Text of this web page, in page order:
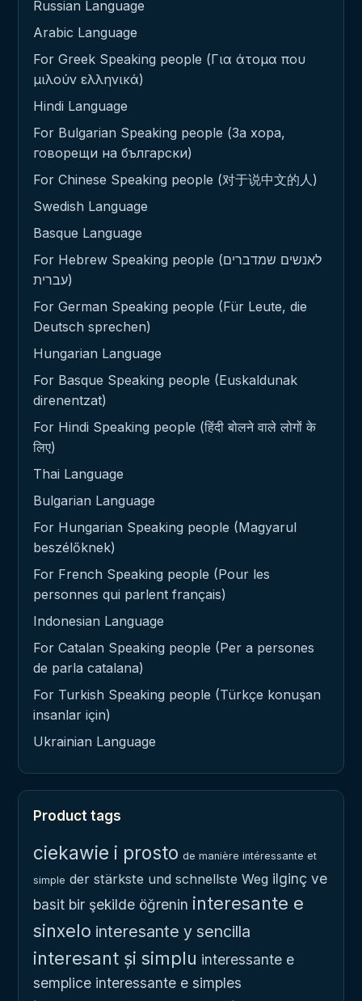
Russian Language
Arabic Language
For Greek Speaking people (Για άτομα που
μιλούν ελληνικά)
Hindi Language
For Bulgarian Speaking people (За хора,
говорещи на български)
For Chinese Speaking people (对于说中文的人)
Swedish Language
Basque Language
For Hebrew Speaking people (לאנשים שמדברים
עברית)
For German Speaking people (Für Leute, die
Deutsch sprechen)
Hungarian Language
For Basque Speaking people (Euskaldunak
direnentzat)
For Hindi Speaking people (हिंदी बोलने वाले लोगों के
लिए)
Thai Language
Bulgarian Language
For Hungarian Speaking people (Magyarul
beszélőknek)
For French Speaking people (Pour les
personnes qui parlent français)
Indonesian Language
For Catalan Speaking people (Per a persones
de parla catalana)
For Turkish Speaking people (Türkçe konuşan
insanlar için)
Ukrainian Language
Product tags
ciekawie i prosto de manière intéressante et
simple der stärkste und schnellste Weg ilginç ve
basit bir şekilde öğrenin interesante e
sinxelo interesante y sencilla
interesant și simplu interessante e
semplice interessante e simples